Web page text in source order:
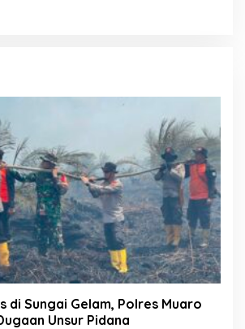
di Sungai Gelam, Polres Muaro
Unsur Pidana